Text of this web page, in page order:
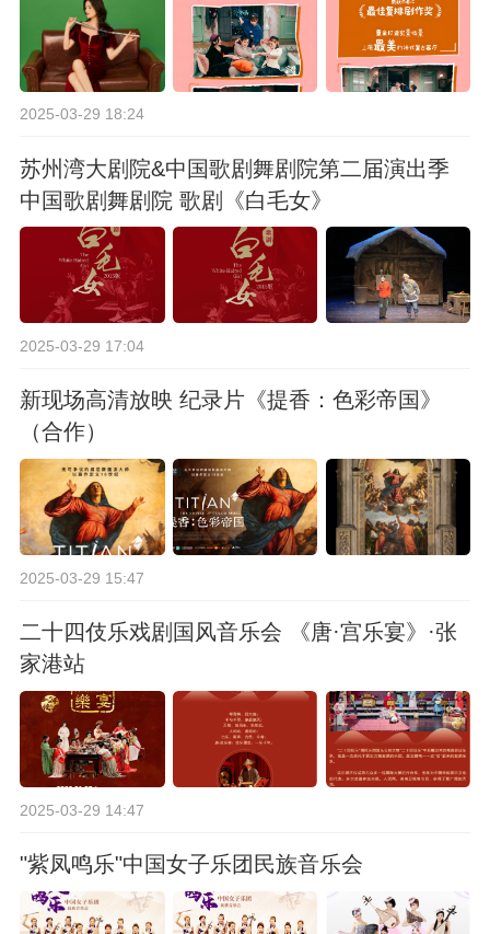
2025-03-29 18:24
苏州湾大剧院&中国歌剧舞剧院第二届演出季
中国歌剧舞剧院 歌剧《白毛女》
2025-03-29 17:04
新现场高清放映 纪录片《提香：色彩帝国》
（合作）
2025-03-29 15:47
二十四伎乐戏剧国风音乐会 《唐·宫乐宴》·张
家港站
2025-03-29 14:47
"紫凤鸣乐"中国女子乐团民族音乐会